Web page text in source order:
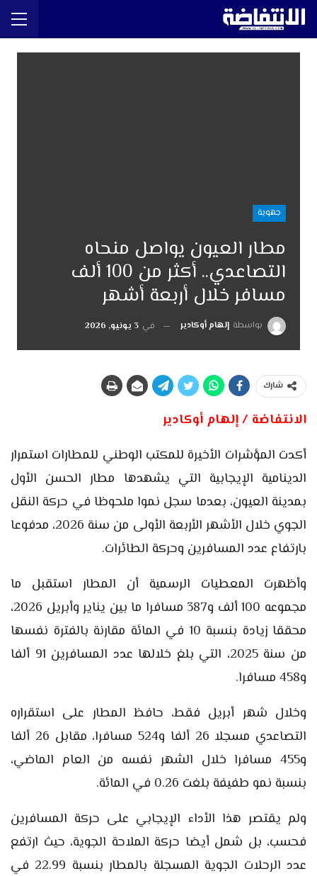
جهوية
مطار العيون يواصل منحاه
التصاعدي.. أكثر من 100 ألف
مسافر خلال أربعة أشهر
بواسطة إلهام أوكادير في 3 يونيو, 2026
شارك
الانتفاضة / إلهام أوكادير
أكدت المؤشرات الأخيرة للمكتب الوطني للمطارات استمرار
الدينامية الإيجابية التي يشهدها مطار الحسن الأول
بمدينة العيون، بعدما سجل نموا ملحوظا في حركة النقل
الجوي خلال الأشهر الأربعة الأولى من سنة 2026، مدفوعا
بارتفاع عدد المسافرين وحركة الطائرات.
وأظهرت المعطيات الرسمية أن المطار استقبل ما
مجموعه 100 ألف و387 مسافرا ما بين يناير وأبريل 2026،
محققا زيادة بنسبة 10 في المائة مقارنة بالفترة نفسها
من سنة 2025، التي بلغ خلالها عدد المسافرين 91 ألفا
و458 مسافرا.
وخلال شهر أبريل فقط، حافظ المطار على استقراره
التصاعدي مسجلا 26 ألفا و524 مسافرا، مقابل 26 ألفا
و455 مسافرا خلال الشهر نفسه من العام الماضي،
بنسبة نمو طفيفة بلغت 0.26 في المائة.
ولم يقتصر هذا الأداء الإيجابي على حركة المسافرين
فحسب، بل شمل أيضا حركة الملاحة الجوية، حيث ارتفع
عدد الرحلات الجوية المسجلة بالمطار بنسبة 22.99 في